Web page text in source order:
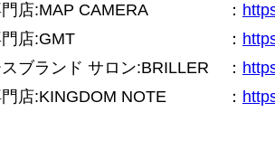
店:MAP CAMERA ：
店:GMT
：
ブランド サロン:BRILLER
：
店:KINGDOM NOTE
：